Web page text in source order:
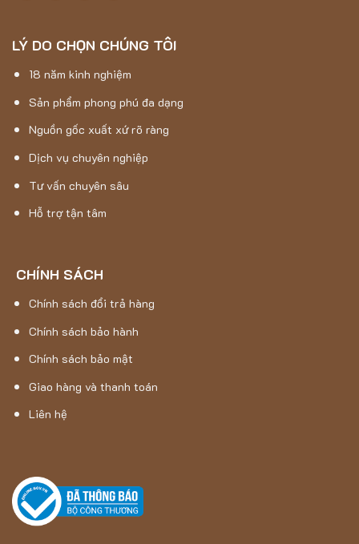
LÝ DO CHỌN CHÚNG TÔI
18 năm kinh nghiệm
Sản phẩm phong phú đa dạng
Nguồn gốc xuất xứ rõ ràng
Dịch vụ chuyên nghiệp
Tư vấn chuyên sâu
Hỗ trợ tận tâm
CHÍNH SÁCH
Chính sách đổi trả hàng
Chính sách bảo hành
Chính sách bảo mật
Giao hàng và thanh toán
Liên hệ